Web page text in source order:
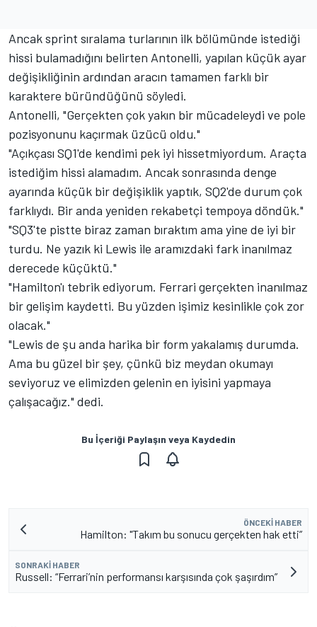
Ancak sprint sıralama turlarının ilk bölümünde istediği
hissi bulamadığını belirten Antonelli, yapılan küçük ayar
değişikliğinin ardından aracın tamamen farklı bir
karaktere büründüğünü söyledi.
Antonelli, "Gerçekten çok yakın bir mücadeleydi ve pole
pozisyonunu kaçırmak üzücü oldu."
"Açıkçası SQ1'de kendimi pek iyi hissetmiyordum. Araçta
istediğim hissi alamadım. Ancak sonrasında denge
ayarında küçük bir değişiklik yaptık, SQ2'de durum çok
farklıydı. Bir anda yeniden rekabetçi tempoya döndük."
"SQ3'te pistte biraz zaman bıraktım ama yine de iyi bir
turdu. Ne yazık ki Lewis ile aramızdaki fark inanılmaz
derecede küçüktü."
"Hamilton'ı tebrik ediyorum. Ferrari gerçekten inanılmaz
bir gelişim kaydetti. Bu yüzden işimiz kesinlikle çok zor
olacak."
"Lewis de şu anda harika bir form yakalamış durumda.
Ama bu güzel bir şey, çünkü biz meydan okumayı
seviyoruz ve elimizden gelenin en iyisini yapmaya
çalışacağız." dedi.
Bu İçeriği Paylaşın veya Kaydedin
ÖNCEKI HABER
Hamilton: "Takım bu sonucu gerçekten hak etti”
SONRAKI HABER
Russell: “Ferrari’nin performansı karşısında çok şaşırdım”